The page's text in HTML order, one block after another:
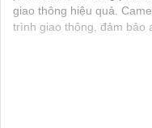
giao thông hiệu quả.
trình giao thông, đảm bảo